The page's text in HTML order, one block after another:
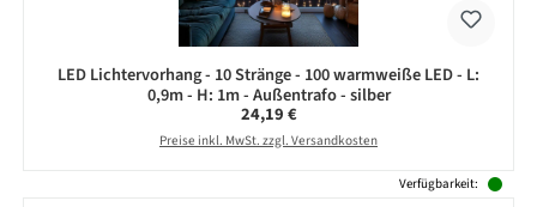
LED Lichtervorhang - 10 Stränge - 100 warmweiße LED - L:
0,9m - H: 1m - Außentrafo - silber
Regulärer Preis:
24,19 €
Preise inkl. MwSt. zzgl. Versandkosten
Verfügbarkeit: